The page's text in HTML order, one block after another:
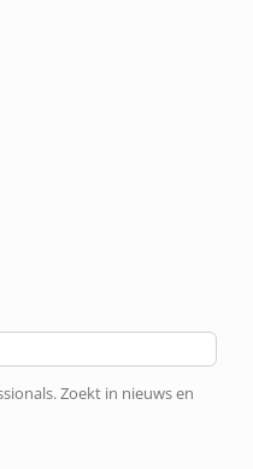
Zoekt in nieuws en